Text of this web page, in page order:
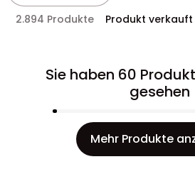
2.894 Produkte Produkt
Sie haben 60
gesehen
Mehr Produkte